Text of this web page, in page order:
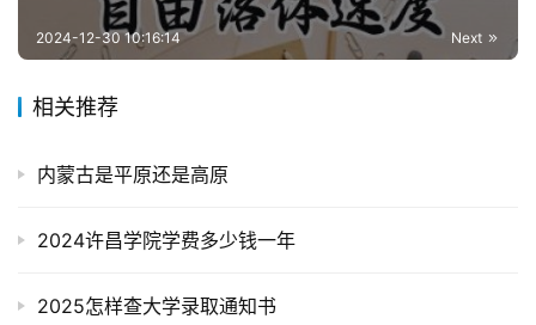
Next
2024-12-30 10:16:14
相关推荐
内蒙古是平原还是高原
2024许昌学院学费多少钱一年
2025怎样查大学录取通知书